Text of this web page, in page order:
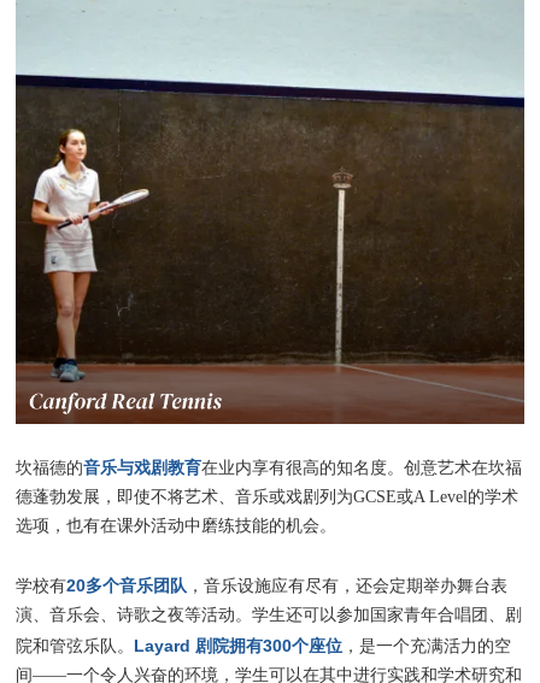
坎福德的音乐与戏剧教育在业内享有很高的知名度。创意艺术在坎福
德蓬勃发展，即使不将艺术、音乐或戏剧列为GCSE或A Level的学术
选项，也有在课外活动中磨练技能的机会。
学校有20多个音乐团队，音乐设施应有尽有，还会定期举办舞台表
演、音乐会、诗歌之夜等活动。学生还可以参加国家青年合唱团、剧
院和管弦乐队。 Layard 剧院拥有300个座位 ，是一个充满活力的空
间——一个令人兴奋的环境，学生可以在其中进行实践和学术研究和